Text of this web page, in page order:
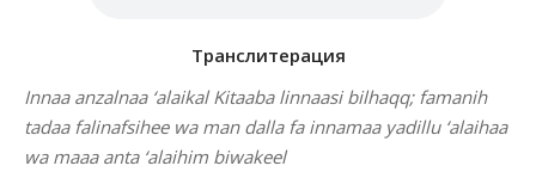
Транслитерация
Innaa anzalnaa ‘alaikal Kitaaba linnaasi bilhaqq; famanih
tadaa falinafsihee wa man dalla fa innamaa yadillu ‘alaihaa
wa maaa anta ‘alaihim biwakeel